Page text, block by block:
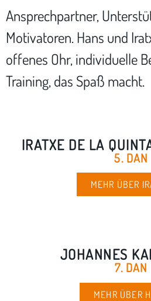
Ansprechpartner,
Motivatoren. Hans und
offenes Ohr, individuelle
Training, das Spaß macht.
IRATXE DE LA
5. DAN
MEHR ÜBER
JOHANNES
7. DAN
MEHR ÜBER